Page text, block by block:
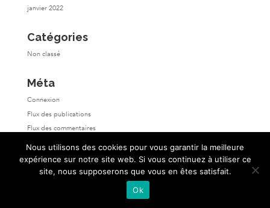
janvier 2022
Catégories
Non classé
Méta
Connexion
Flux des publications
Flux des commentaires
Site de WordPress-FR
Nous utilisons des cookies pour vous garantir la meilleure
expérience sur notre site web. Si vous continuez à utiliser ce
site, nous supposerons que vous en êtes satisfait.
Ok